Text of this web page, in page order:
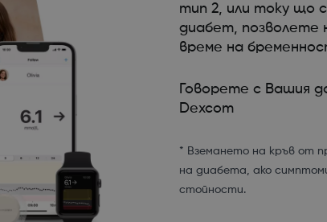
тип 2, или току що
диабет, позволете
време на
Говорете с Вашия
Dexcom
* Вземането на кръв от
на диабета, ако
стойности.